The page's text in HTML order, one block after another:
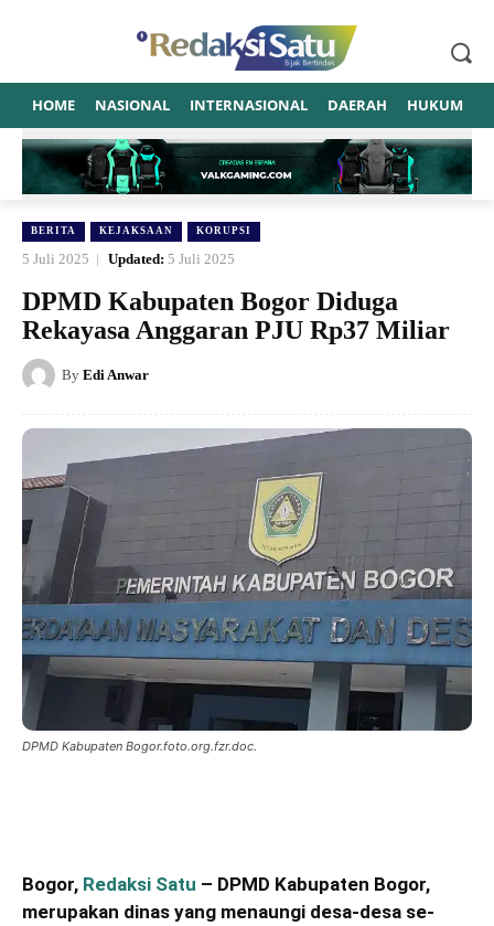
HOME NASIONAL INTERNASIONAL DAERAH HUKUM
BERITA KEJAKSAAN KORUPSI
5 Juli 2025 Updated: 5 Juli 2025
DPMD Kabupaten Bogor Diduga
Rekayasa Anggaran PJU Rp37 Miliar
By Edi Anwar
DPMD Kabupaten Bogor.foto.org.fzr.doc.
Bogor, Redaksi Satu – DPMD Kabupaten Bogor,
merupakan dinas yang menaungi desa-desa se-